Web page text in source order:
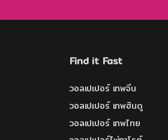
Find it Fast
วอลเปเปอร์ เทพจีน
วอลเปเปอร์ เทพฮินดู
วอลเปเปอร์ เทพไทย